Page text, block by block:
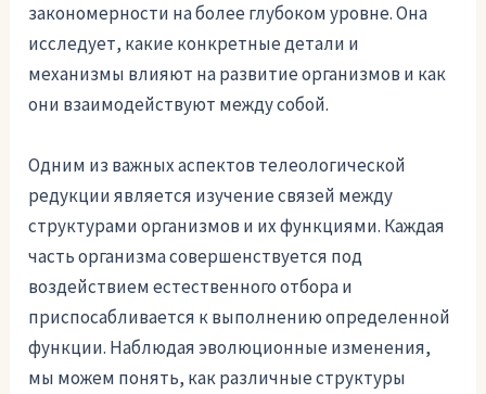
закономерности на более глубоком уровне. Она
исследует, какие конкретные детали и
механизмы влияют на развитие организмов и как
они взаимодействуют между собой.
Одним из важных аспектов телеологической
редукции является изучение связей между
структурами организмов и их функциями. Каждая
часть организма совершенствуется под
воздействием естественного отбора и
приспосабливается к выполнению определенной
функции. Наблюдая эволюционные изменения,
мы можем понять, как различные структуры